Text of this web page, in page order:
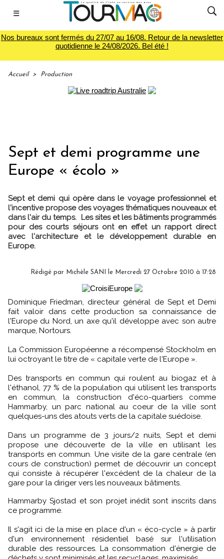
☰
Nos bureaux sont fermés du 27/07 au 16/08. Retour de la newsletter
quotidienne le 24/08/2026. Bel été !
Accueil > Production
Sept et demi programme une
Europe « écolo »
Sept et demi qui opère dans le voyage professionnel et
l'incentive propose des voyages thématiques nouveaux et
dans l'air du temps. Les sites et les bâtiments programmés
pour des courts séjours ont en effet un rapport direct
avec l'architecture et le développement durable en
Europe.
Rédigé par Michèle SANI le Mercredi 27 Octobre 2010 à 17:28
Dominique Friedman, directeur général de Sept et Demi
fait valoir dans cette production sa connaissance de
l'Europe du Nord, un axe qu'il développe avec son autre
marque, Nortours.
La Commission Européenne a récompensé Stockholm en
lui octroyant le titre de « capitale verte de l'Europe ».
Des transports en commun qui roulent au biogaz et à
l'éthanol, 77 % de la population qui utilisent les transports
en commun, la construction d'éco-quartiers comme
Hammarby, un parc national au coeur de la ville sont
quelques-uns des atouts verts de la capitale suédoise.
Dans un programme de 3 jours/2 nuits, Sept et demi
propose une découverte de la ville en utilisant les
transports en commun. Une visite de la gare centrale (en
cours de construction) permet de découvrir un concept
qui consiste à récupérer l'excédent de la chaleur de la
gare pour la diriger vers les nouveaux bâtiments.
Hammarby Sjostad et son projet inédit sont inscrits dans
ce programme.
Il s'agit ici de la mise en place d'un « éco-cycle » à partir
d'un environnement résidentiel basé sur l'utilisation
durable des ressources. La consommation d'énergie de